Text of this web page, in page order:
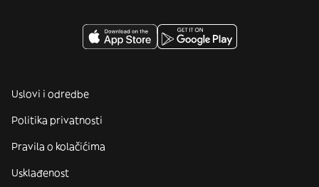
Uslovi i odredbe
Politika privatnosti
Pravila o kolačićima
Usklađenost